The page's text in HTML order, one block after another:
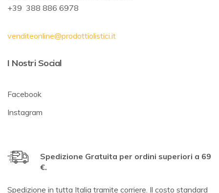
+39 388 886 6978
venditeonline@prodottiolistici.it
I Nostri Social
Facebook
Instagram
Spedizione Gratuita per ordini superiori a 69
€.
Spedizione in tutta Italia tramite corriere. Il costo standard